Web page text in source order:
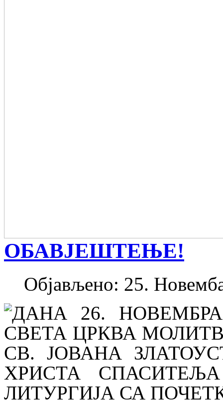
ОБАВЈЕШТЕЊЕ!
Објављено: 25.
ДАНА 26.
СВЕТА ЦРКВА
СВ. ЈОВАНА
ХРИСТА
ЛИТУРГИЈА СА